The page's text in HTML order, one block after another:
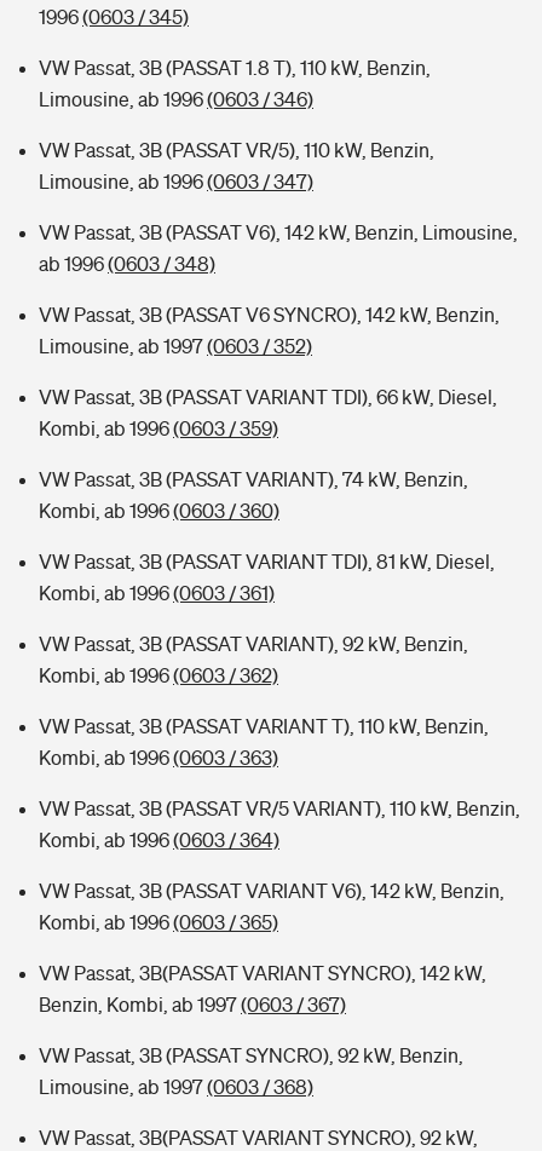
1996(0603 / 345)
VW Passat, 3B (PASSAT 1.8 T), 110 kW, Benzin,
Limousine, ab 1996(0603 / 346)
VW Passat, 3B (PASSAT VR/5), 110 kW, Benzin,
Limousine, ab 1996(0603 / 347)
VW Passat, 3B (PASSAT V6), 142 kW, Benzin, Limousine,
ab 1996(0603 / 348)
VW Passat, 3B (PASSAT V6 SYNCRO), 142 kW, Benzin,
Limousine, ab 1997(0603 / 352)
VW Passat, 3B (PASSAT VARIANT TDI), 66 kW, Diesel,
Kombi, ab 1996(0603 / 359)
VW Passat, 3B (PASSAT VARIANT), 74 kW, Benzin,
Kombi, ab 1996(0603 / 360)
VW Passat, 3B (PASSAT VARIANT TDI), 81 kW, Diesel,
Kombi, ab 1996(0603 / 361)
VW Passat, 3B (PASSAT VARIANT), 92 kW, Benzin,
Kombi, ab 1996(0603 / 362)
VW Passat, 3B (PASSAT VARIANT T), 110 kW, Benzin,
Kombi, ab 1996(0603 / 363)
VW Passat, 3B (PASSAT VR/5 VARIANT), 110 kW, Benzin,
Kombi, ab 1996(0603 / 364)
VW Passat, 3B (PASSAT VARIANT V6), 142 kW, Benzin,
Kombi, ab 1996(0603 / 365)
VW Passat, 3B(PASSAT VARIANT SYNCRO), 142 kW,
Benzin, Kombi, ab 1997(0603 / 367)
VW Passat, 3B (PASSAT SYNCRO), 92 kW, Benzin,
Limousine, ab 1997(0603 / 368)
VW Passat, 3B(PASSAT VARIANT SYNCRO), 92 kW,